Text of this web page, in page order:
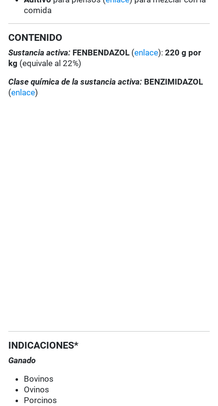
comida
CONTENIDO
Sustancia activa: FENBENDAZOL (enlace): 220 g por
kg (equivale al 22%)
Clase química de la sustancia activa: BENZIMIDAZOL
(enlace)
INDICACIONES*
Ganado
Bovinos
Ovinos
Porcinos